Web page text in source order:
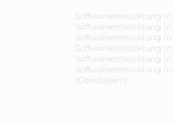
Softwareentwicklung in
Softwareentwicklung in
Softwareentwicklung in
Softwareentwicklung in
Softwareentwicklung in
Softwareentwicklung in
(Oberbayern)